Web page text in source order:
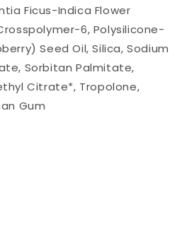
Ficus-Indica Flower
6, Polysilicone-
Seed Oil, Silica, Sodium
Sorbitan Palmitate,
Citrate*, Tropolone,
Gum